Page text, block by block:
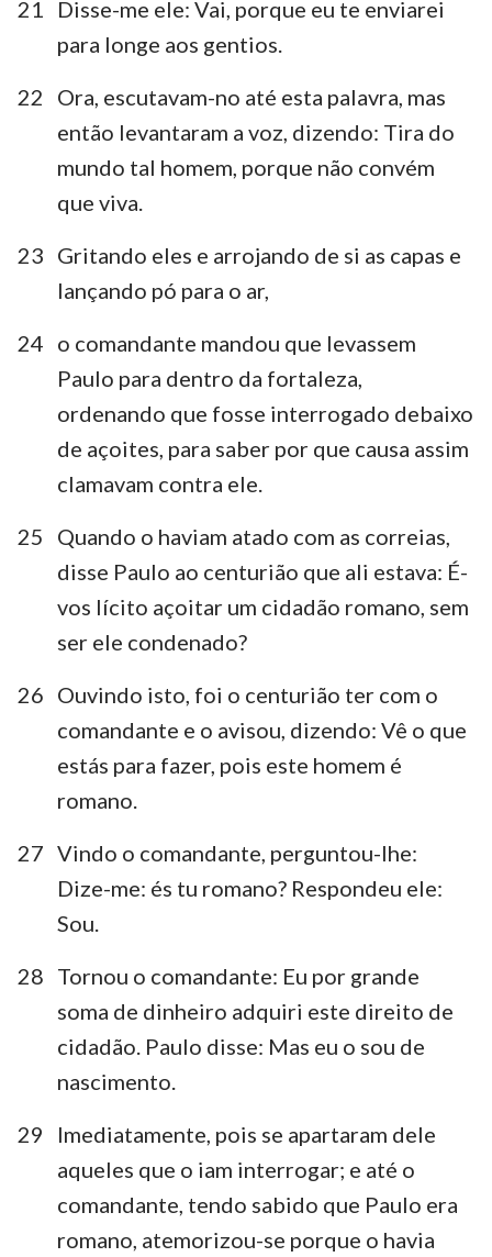
8
9 10 11
15
16 17 18 19 20
21
22
23 24 25 26 27 28
21
Disse-me ele: Vai, porque eu te enviarei
para longe aos gentios.
22
Ora, escutavam-no até esta palavra, mas
então levantaram a voz, dizendo: Tira do
mundo tal homem, porque não convém
que viva.
23 Gritando eles e arrojando de si as capas e
lançando pó para o ar,
24 o comandante mandou que levassem
Paulo para dentro da fortaleza,
ordenando que fosse interrogado debaixo
de açoites, para saber por que causa assim
clamavam contra ele.
25
Quando o haviam atado com as correias,
disse Paulo ao centurião que ali estava: É-
vos lícito açoitar um cidadão romano, sem
ser ele condenado?
26 Ouvindo isto, foi o centurião ter com o
comandante e o avisou, dizendo: Vê o que
estás para fazer, pois este homem é
romano.
27 Vindo o comandante, perguntou-lhe:
Dize-me: és tu romano? Respondeu ele:
Sou.
28 Tornou o comandante: Eu por grande
soma de dinheiro adquiri este direito de
cidadão. Paulo disse: Mas eu o sou de
nascimento.
29
Imediatamente, pois se apartaram dele
aqueles que o iam interrogar; e até o
comandante, tendo sabido que Paulo era
romano, atemorizou-se porque o havia